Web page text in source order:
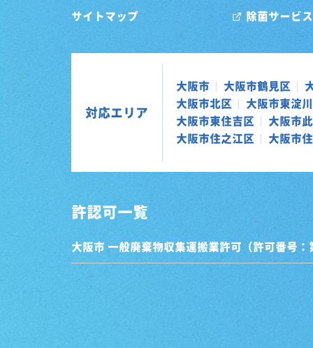
サイトマップ 除菌サービス
対応エリア
大阪市 大阪市鶴見区
大阪市北区
大阪市東淀
大阪市東住吉区
大阪市
大阪市住之江区
大阪市
許認可一覧
大阪市 一般廃棄物収集運搬業許可（許可番号